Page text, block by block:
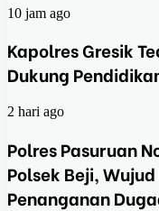
10 jam ago
Kapolres Gresik
Dukung
2 hari ago
Polres Pasuruan
Polsek Beji,
Penanganan